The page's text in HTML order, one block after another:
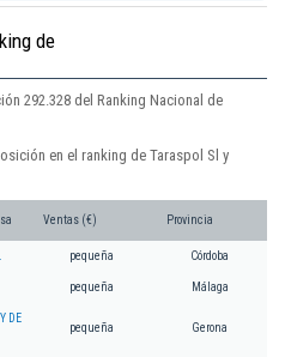
de
292.328 del Ranking Nacional de
en el ranking de Taraspol Sl y
Ventas (€) Provincia
pequeña Córdoba
pequeña Málaga
DE
pequeña Gerona